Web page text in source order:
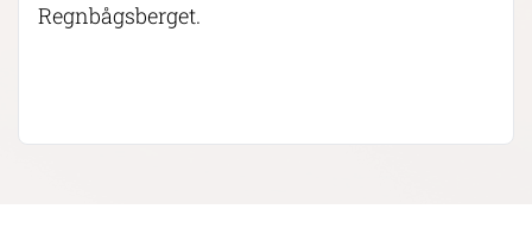
Regnbågsberget.